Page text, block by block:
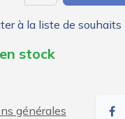
à la liste de souhaits
en stock
générales